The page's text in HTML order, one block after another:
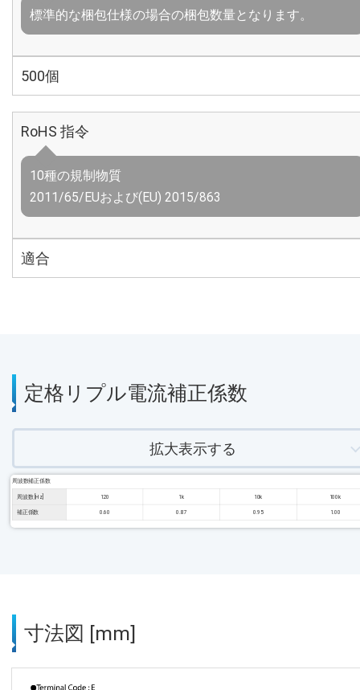
標準的な梱包仕様の場合の梱包数量となります。
500個
RoHS 指令
10種の規制物質
2011/65/EUおよび(EU) 2015/863
適合
定格リプル電流補正係数
拡大表示する
周波数補正係数
周波数 [Hz] 120 1k 10k 100k
補正係数 0.60 0.87 0.95 1.00
寸法図 [mm]